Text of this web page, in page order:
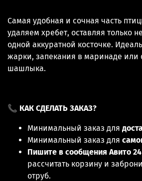
Самая удобная и сочная часть
удаляем хребет, оставляя только
одной аккуратной косточке.
жарки, запекания в маринаде или
шашлыка.
📞 КАК СДЕЛАТЬ ЗАКАЗ?
Минимальный заказ для
Минимальный заказ для
Пишите в сообщения Авито
рассчитать корзину и
отруб.